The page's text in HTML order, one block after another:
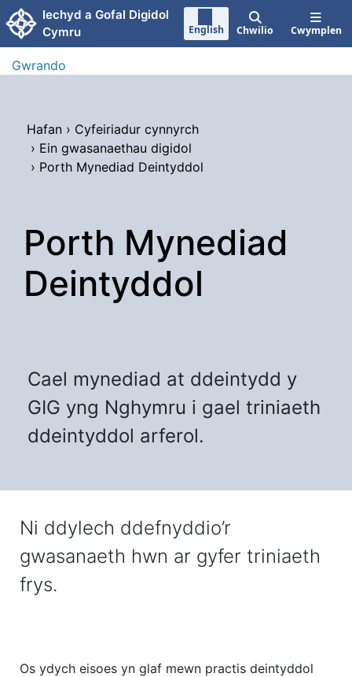
Neidio i'r prif gynnwy
Iechyd a Gofal Digidol
Cymru
English Chwilio Cwymplen
Gwrando
Hafan › Cyfeiriadur cynnyrch
› Ein gwasanaethau digidol
› Porth Mynediad Deintyddol
Porth Mynediad
Deintyddol
Cael mynediad at ddeintydd y
GIG yng Nghymru i gael triniaeth
ddeintyddol arferol.
Ni ddylech ddefnyddio’r
gwasanaeth hwn ar gyfer triniaeth
frys.
Os ydych eisoes yn glaf mewn practis deintyddol